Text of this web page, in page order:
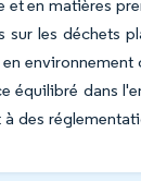
en matières
sur les déchets
équilibré dans
des